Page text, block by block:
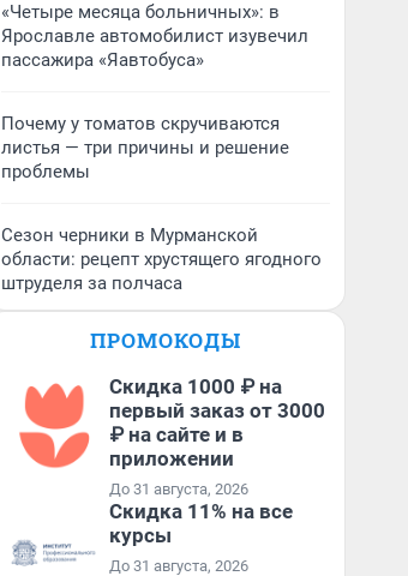
«Четыре месяца больничных»: в
Ярославле автомобилист изувечил
пассажира «Яавтобуса»
Почему у томатов скручиваются
листья — три причины и решение
проблемы
Сезон черники в Мурманской
области: рецепт хрустящего ягодного
штруделя за полчаса
ПРОМОКОДЫ
Скидка 1000 ₽ на
первый заказ от 3000
₽ на сайте и в
приложении
До 31 августа, 2026
Скидка 11% на все
курсы
До 31 августа, 2026